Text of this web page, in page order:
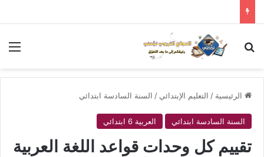
بحث عن
الرئيسية / التعليم الإبتدائي / السنة السادسة ابتدائي
السنة السادسة ابتدائي العربية 6 ابتدائي
تقييم كل وحدات قواعد اللغة العربية